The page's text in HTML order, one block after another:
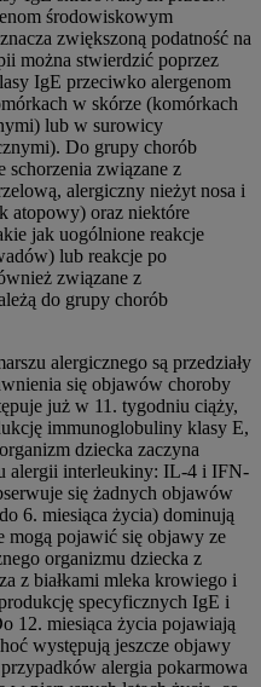
środowiskowym
zwiększoną podatność na
można stwierdzić poprzez
IgE przeciwko alergenom
w skórze (komórkach
lub w surowicy
Do grupy chorób
schorzenia związane z
alergiczny nieżyt nosa i
atopowy) oraz niektóre
jak uogólnione reakcje
lub reakcje po
związane z
do grupy chorób
alergicznego są przedziały
się objawów choroby
już w 11. tygodniu ciąży,
immunoglobuliny klasy E,
dziecka zaczyna
alergii interleukiny: IL-4 i IFN-
się żadnych objawów
6. miesiąca życia) dominują
mogą pojawić się objawy ze
organizmu dziecka z
z białkami mleka krowiego i
specyficznych IgE i
12. miesiąca życia pojawiają
występują jeszcze objawy
alergia pokarmowa